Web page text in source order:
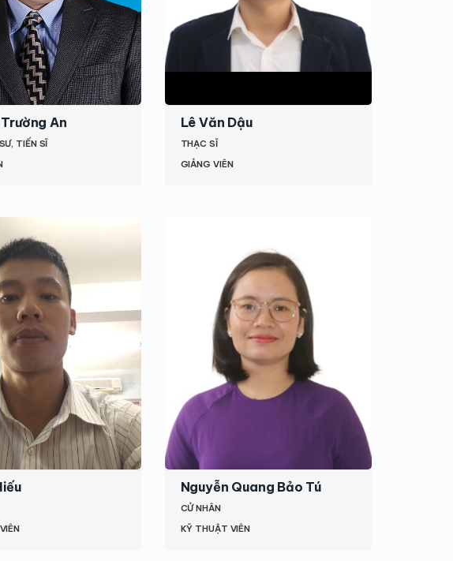
An
TIẾN SĨ
Lê Văn Dậu
THẠC SĨ
GIẢNG VIÊN
Nguyễn Quang Bảo Tú
CỬ NHÂN
KỸ THUẬT VIÊN